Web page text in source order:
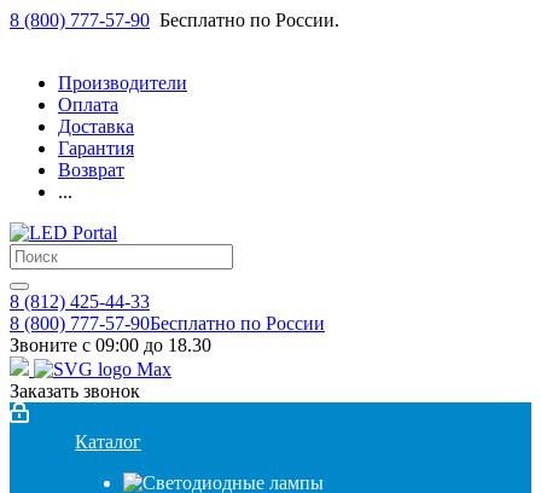
8 (800) 777-57-90 Бесплатно по России.
Производители
Оплата
Доставка
Гарантия
Возврат
...
8 (812) 425-44-33
8 (800) 777-57-90Бесплатно по России
Звоните с 09:00 до 18.30
Заказать звонок
Каталог